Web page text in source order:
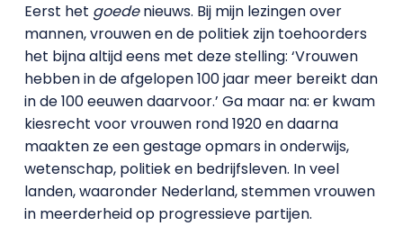
Eerst het goedenieuws. Bij mijn lezingen over
mannen, vrouwen en de politiek zijn toehoorders
het bijna altijd eens met deze stelling: ‘Vrouwen
hebben in de afgelopen 100 jaar meer bereikt dan
in de 100 eeuwen daarvoor.’ Ga maar na: er kwam
kiesrecht voor vrouwen rond 1920 en daarna
maakten ze een gestage opmars in onderwijs,
wetenschap, politiek en bedrijfsleven. In veel
landen, waaronder Nederland, stemmen vrouwen
in meerderheid op progressieve partijen.